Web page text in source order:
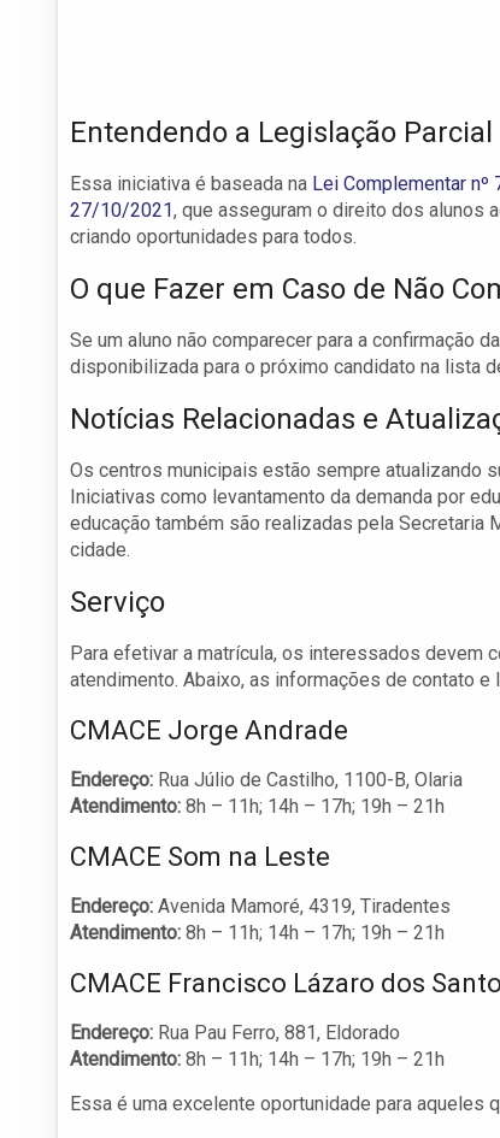
Entendendo a Legislação Parcial
Essa iniciativa é baseada na Lei Complementar
27/10/2021, que asseguram o direito dos alunos
criando oportunidades para todos.
O que Fazer em Caso de Não
Se um aluno não comparecer para a confirmação
disponibilizada para o próximo candidato na lista
Notícias Relacionadas e
Os centros municipais estão sempre atualizando
Iniciativas como levantamento da demanda por
educação também são realizadas pela Secretaria
cidade.
Serviço
Para efetivar a matrícula, os interessados devem
atendimento. Abaixo, as informações de contato e
CMACE Jorge Andrade
Endereço: Rua Júlio de Castilho, 1100-B, Olaria
Atendimento: 8h – 11h; 14h – 17h; 19h – 21h
CMACE Som na Leste
Endereço: Avenida Mamoré, 4319, Tiradentes
Atendimento: 8h – 11h; 14h – 17h; 19h – 21h
CMACE Francisco Lázaro dos
Endereço: Rua Pau Ferro, 881, Eldorado
Atendimento: 8h – 11h; 14h – 17h; 19h – 21h
Essa é uma excelente oportunidade para aqueles